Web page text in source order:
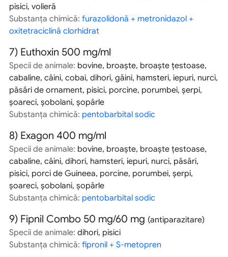
pisici, volieră
Substanța chimică: furazolidonă + metronidazol +
oxitetraciclină clorhidrat
7) Euthoxin 500 mg/ml
Specii de animale: bovine, broaşte, broaşte ţestoase,
cabaline, câini, cobai, dihori, găini, hamsteri, iepuri, nurci,
păsări de ornament, pisici, porcine, porumbei, şerpi,
şoareci, şobolani, şopârle
Substanța chimică: pentobarbital sodic
8) Exagon 400 mg/ml
Specii de animale: bovine, broaşte, broaşte ţestoase,
cabaline, câini, dihori, hamsteri, iepuri, nurci, păsări,
pisici, porci de Guineea, porcine, porumbei, şerpi,
şoareci, şobolani, şopârle
Substanța chimică: pentobarbital sodic
9) Fipnil Combo 50 mg/60 mg (antiparazitare)
Specii de animale: dihori, pisici
Substanța chimică: fipronil + S-metopren